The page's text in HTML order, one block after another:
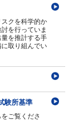
クを科学的か
を行っていま
を推計する手
取り組んでい
験所基準
ご覧くださ